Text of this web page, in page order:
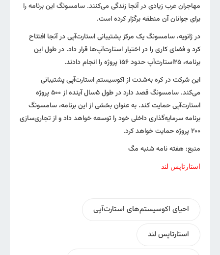
مهاجران عرب زیادی در آنجا زندگی می‌کنند. سامسونگ این برنامه را
برای جوانان آن منطقه برگزار کرده است.
در ژانویه، سامسونگ یک مرکز پشتیبانی استارت‌آپی در آنجا افتتاح
کرد و فضای کاری را در اختیار استارت‌آپ‌ها قرار داد. در طول این
برنامه، ۲۵استارت‌آپ حدود ۱۵۶ پروژه را انجام دادند.
این شرکت در کره به‌شدت از اکوسیستم استارت‌آپی پشتیبانی
می‌کند. سامسونگ قصد دارد در طول ۵سال آینده از ۵۰۰ پروژه
استارت‌آپی حمایت کند. به عنوان بخشی از این برنامه، سامسونگ
برنامه سرمایه‌گذاری داخلی خود را توسعه خواهد داد و از تجاری‌سازی
۲۰۰ پروژه حمایت خواهد کرد.
منبع: هفته نامه شنبه مگ
استارتاپس لند
احیای اکوسیستم‌های استارت‌آپی
استارتاپس لند